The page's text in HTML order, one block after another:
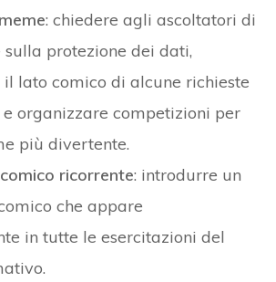
: chiedere agli ascoltatori di
protezione dei dati,
lato comico di alcune richieste
e organizzare competizioni per
più divertente.
ricorrente: introdurre un
che appare
in tutte le esercitazioni del